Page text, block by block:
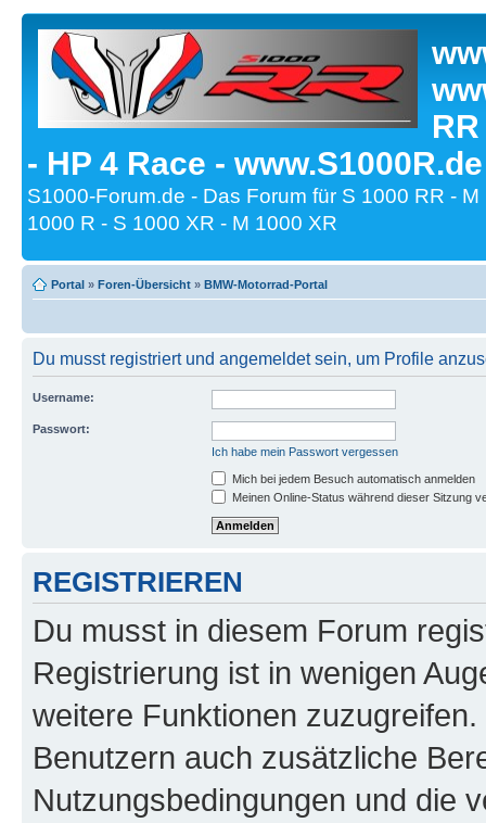
- HP 4 Race -
S1000-Forum.de - Das Forum für S 1000 RR -
1000 R - S 1000 XR - M 1000 XR
Portal » Foren-Übersicht » BMW-Motorrad-Portal
Du musst registriert und angemeldet sein, um Profile
Username:
Passwort:
Ich habe mein Passwort vergessen
Mich bei jedem Besuch automatisch anmelden
Meinen Online-Status während dieser Sitzung
REGISTRIEREN
Du musst in diesem Forum
Registrierung ist in wenigen
weitere Funktionen
Benutzern auch zusätzliche
Nutzungsbedingungen und die